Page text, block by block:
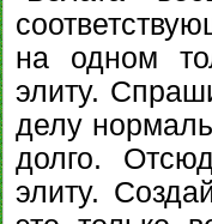
на одном
элиту.
делу
долго.
элиту.